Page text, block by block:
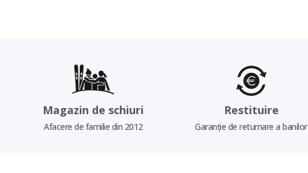
Magazin de schiuri
Afacere de familie din 2012
Restituire
Garanție de returnare a banilor